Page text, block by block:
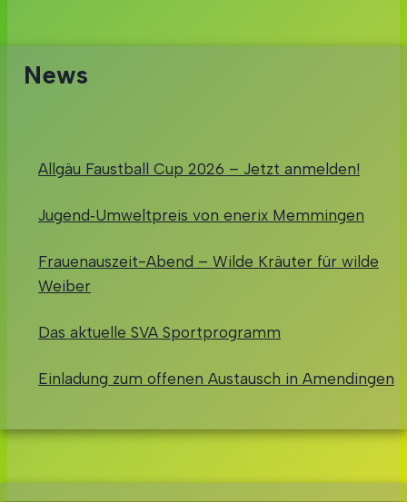
News
Allgäu Faustball Cup 2026 – Jetzt anmelden!
Jugend‑Umweltpreis von enerix Memmingen
Frauenauszeit-Abend – Wilde Kräuter für wilde
Weiber
Das aktuelle SVA Sportprogramm
Einladung zum offenen Austausch in Amendingen